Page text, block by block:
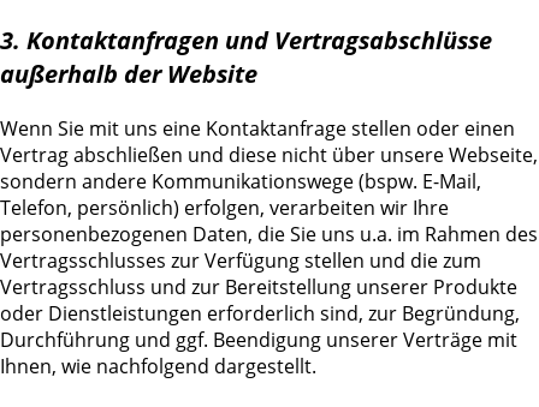
3. Kontaktanfragen und Vertragsabschlüsse
außerhalb der Website
Wenn Sie mit uns eine Kontaktanfrage stellen oder einen
Vertrag abschließen und diese nicht über unsere Webseite,
sondern andere Kommunikationswege (bspw. E-Mail,
Telefon, persönlich) erfolgen, verarbeiten wir Ihre
personenbezogenen Daten, die Sie uns u.a. im Rahmen des
Vertragsschlusses zur Verfügung stellen und die zum
Vertragsschluss und zur Bereitstellung unserer Produkte
oder Dienstleistungen erforderlich sind, zur Begründung,
Durchführung und ggf. Beendigung unserer Verträge mit
Ihnen, wie nachfolgend dargestellt.